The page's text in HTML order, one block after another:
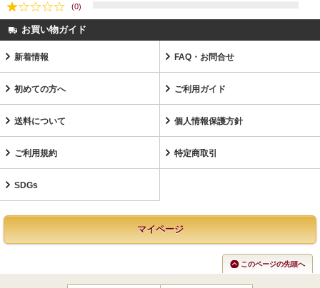
(0)
お買い物ガイド
新着情報 FAQ・お問合せ
初めての方へ ご利用ガイド
送料について 個人情報保護方針
ご利用規約 特定商取引
SDGs
マイページ
このページの先頭へ